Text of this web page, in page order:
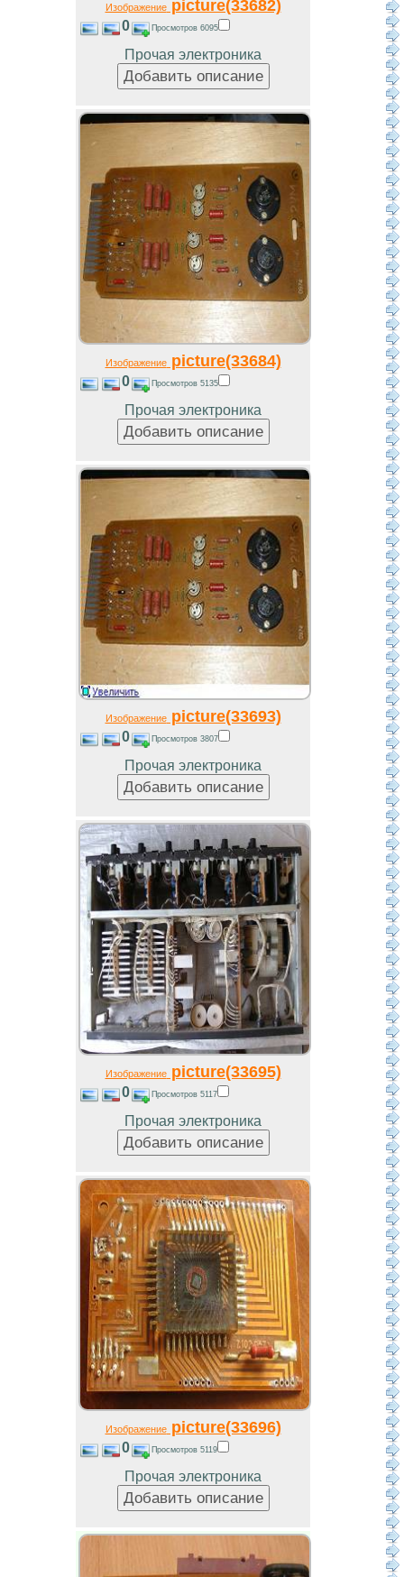
Изображениеpicture(33682)
0 Просмотров 6095
Прочая электроника
Изображениеpicture(33684)
0 Просмотров 5135
Прочая электроника
Изображениеpicture(33693)
0 Просмотров 3807
Прочая электроника
Изображениеpicture(33695)
0 Просмотров 5117
Прочая электроника
Изображениеpicture(33696)
0 Просмотров 5119
Прочая электроника